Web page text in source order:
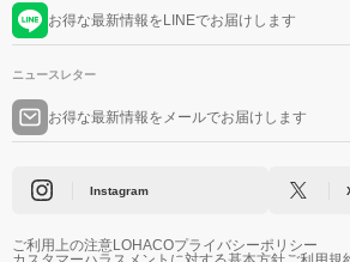
お得な最新情報をLINEでお届けします
ニュースレター
お得な最新情報をメールでお届けします
Instagram
ご利用上の注意LOHACOプライバシーポリシー